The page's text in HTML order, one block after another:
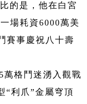
的是，他在白宮
場耗資6000萬美
賽事慶祝八十壽
萬格鬥迷湧入觀戰
“利爪”金屬穹頂